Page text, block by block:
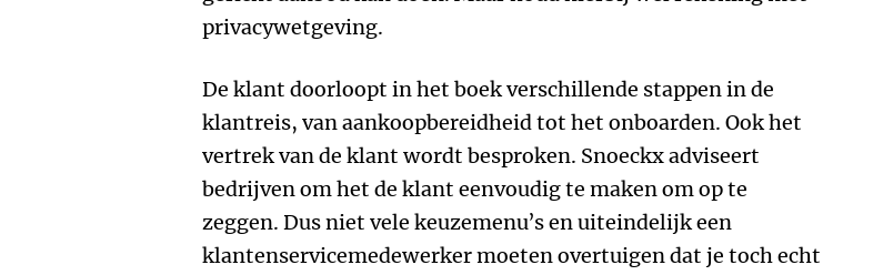
privacywetgeving.
De klant doorloopt in het boek verschillende stappen in de
klantreis, van aankoopbereidheid tot het onboarden. Ook het
vertrek van de klant wordt besproken. Snoeckx adviseert
bedrijven om het de klant eenvoudig te maken om op te
zeggen. Dus niet vele keuzemenu’s en uiteindelijk een
klantenservicemedewerker moeten overtuigen dat je toch echt